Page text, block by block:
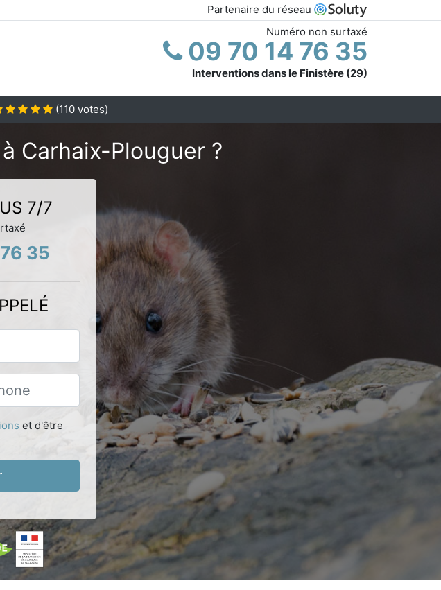
Partenaire du réseau
Numéro non surtaxé
09 70 14 76 35
Interventions dans le Finistère (29)
(110 votes)
Carhaix-Plouguer ?
7/7
35
et d'être